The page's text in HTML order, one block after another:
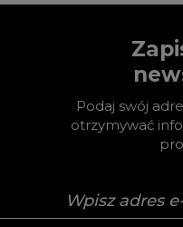
Podaj swój
otrzymywać